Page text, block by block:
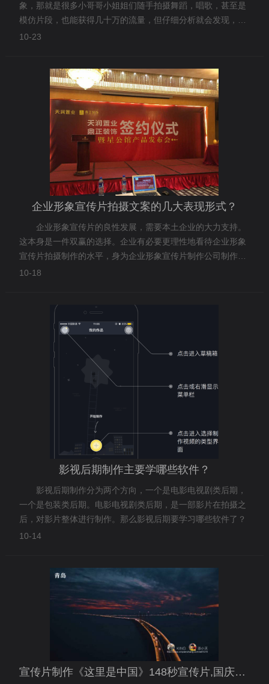
象，那就是很多小哥哥小姐姐们随手拍摄舞蹈，唱歌，甚至是
模仿片段，也能获得几十万的流量，但仔细分析就会发现，真
正比较热门的大号，会具备如下几个特点：
10-23
企业形象宣传片拍摄文案的几大表现形式？
企业形象宣传片的良性发展，需要本土企业的大力支持。
这本身是一件双赢的选择。企业有必要更理性地看待企业形象
宣传片拍摄制作的水平，身为企业形象宣传片制作公司制作人
无需妄自菲薄，同样能做出精美大气、有销售力有影响力的企
10-18
影视后期制作主要学哪些软件？
影视后期制作分为两个方向，一个是电影电视剧类后期，
一个是包装类后期。电影电视剧类后期，是一部影片在拍摄之
后，对影片整体进行制作。那么影视后期要学习哪些软件了？
10-14
宣传片制作《这里是中国》148秒宣传片,国庆火遍全中国!